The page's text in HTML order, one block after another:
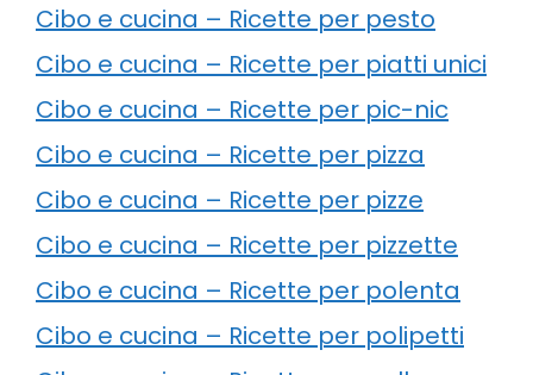
Cibo e cucina – Ricette per pesto
Cibo e cucina – Ricette per piatti unici
Cibo e cucina – Ricette per pic-nic
Cibo e cucina – Ricette per pizza
Cibo e cucina – Ricette per pizze
Cibo e cucina – Ricette per pizzette
Cibo e cucina – Ricette per polenta
Cibo e cucina – Ricette per polipetti